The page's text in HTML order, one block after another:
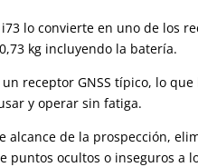
lo convierte en uno de los
kg incluyendo la batería.
receptor GNSS típico, lo que
y operar sin fatiga.
alcance de la prospección,
puntos ocultos o inseguros a